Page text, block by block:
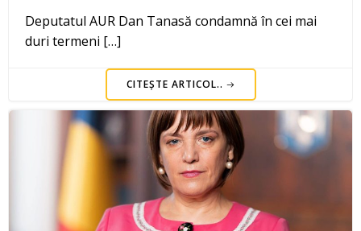
Deputatul AUR Dan Tanasă condamnă în cei mai
duri termeni […]
CITEȘTE ARTICOL..